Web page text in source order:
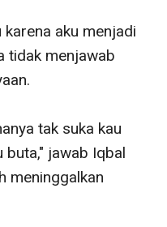
aku menjadi
tidak menjawab
tak suka kau
buta," jawab Iqbal
meninggalkan